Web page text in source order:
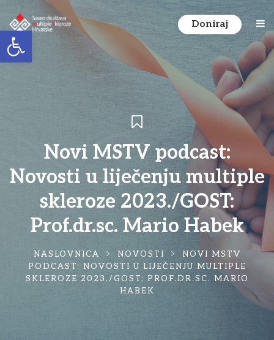
Open toolbar
Doniraj
Novi MSTV podcast:
Novosti u liječenju multiple
skleroze 2023./GOST:
Prof.dr.sc. Mario Habek
NASLOVNICA NOVOSTI
NOVI MSTV
PODCAST: NOVOSTI U LIJEČENJU MULTIPLE
SKLEROZE 2023./GOST: PROF.DR.SC. MARIO
HABEK